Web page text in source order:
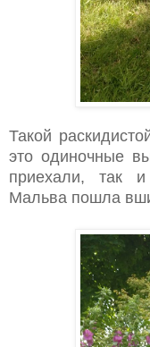
Такой
это одиночные
приехали, так
Мальва пошла